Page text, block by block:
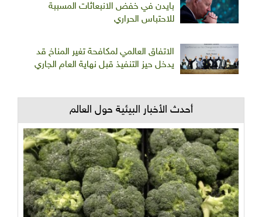
بايدن في خفض الانبعاثات المسببة
للاحتباس الحراري
الاتفاق العالمي لمكافحة تغير المناخ قد
يدخل حيز التنفيذ قبل نهاية العام الجاري
أحدث الأخبار البيئية حول العالم